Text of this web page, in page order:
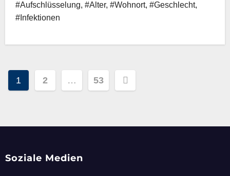
#Aufschlüsselung, #Alter, #Wohnort, #Geschlecht,
#Infektionen
Seitennummerierung
der
1 2 … 53
Soziale Medien